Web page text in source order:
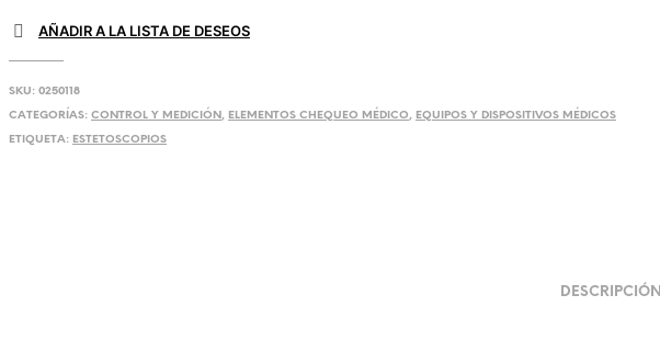
cantidad
AÑADIR A LA LISTA DE DESEOS
SKU: 0250118
CATEGORÍAS: CONTROL Y MEDICIÓN , ELEMENTOS CHEQUEO MÉDICO, EQUIPOS Y DISPOSITIVOS MÉDICOS
ETIQUETA: ESTETOSCOPIOS
DESCRIPCIÓN